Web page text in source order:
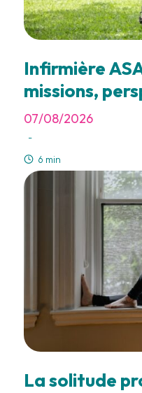
Infirmière
missions,
07/08/2026
-
6 min
La solitude